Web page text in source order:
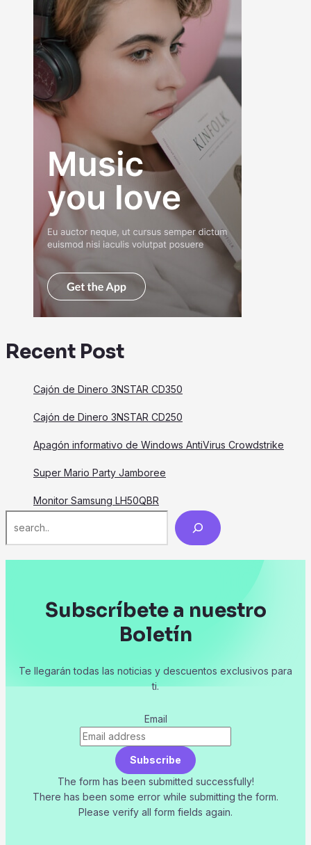
Recent Post
Cajón de Dinero 3NSTAR CD350
Cajón de Dinero 3NSTAR CD250
Apagón informativo de Windows AntiVirus Crowdstrike
Super Mario Party Jamboree
Monitor Samsung LH50QBR
Subscríbete a nuestro
Boletín
Te llegarán todas las noticias y descuentos exclusivos para
ti.
Email
Subscribe
The form has been submitted successfully!
There has been some error while submitting the form.
Please verify all form fields again.